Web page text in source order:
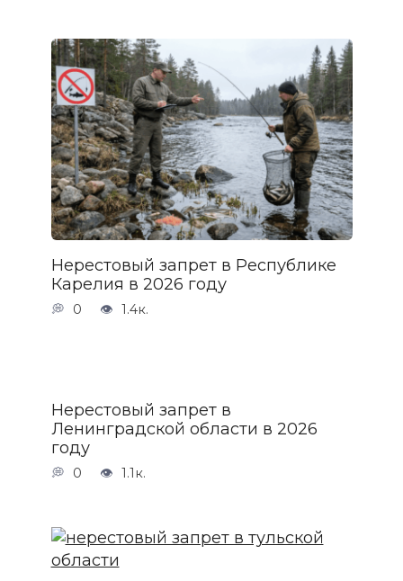
Нерестовый запрет в Республике
Карелия в 2026 году
0 1.4к.
Нерестовый запрет в
Ленинградской области в 2026
году
0 1.1к.